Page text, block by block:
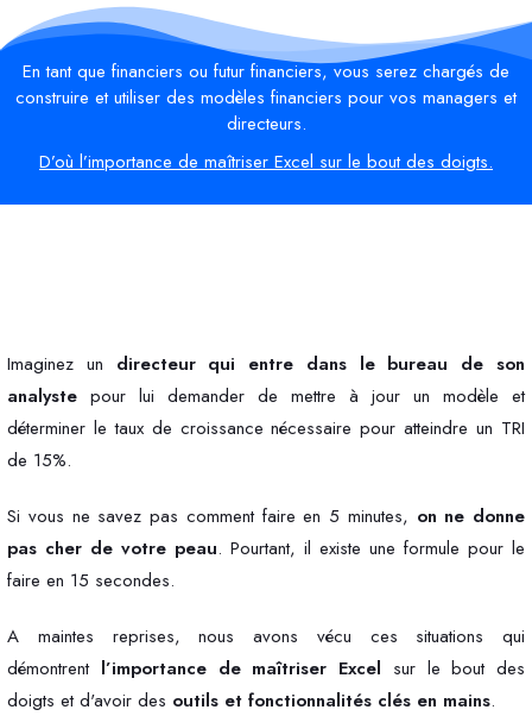
En tant que financiers ou futur financiers, vous serez chargés de
construire et utiliser des modèles financiers pour vos managers et
directeurs.
D’où l’importance de maîtriser Excel sur le bout des doigts.
Imaginez un directeur qui entre dans le bureau de son
analyste pour lui demander de mettre à jour un modèle et
déterminer le taux de croissance nécessaire pour atteindre un TRI
de 15%.
Si vous ne savez pas comment faire en 5 minutes, on ne donne
pas cher de votre peau. Pourtant, il existe une formule pour le
faire en 15 secondes.
A maintes reprises, nous avons vécu ces situations qui
démontrent l’importance de maîtriser Excel sur le bout des
doigts et d'avoir des outils et fonctionnalités clés en mains.